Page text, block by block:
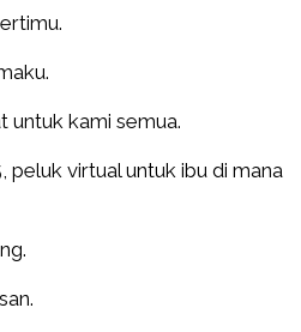
untuk kami semua.
peluk virtual untuk ibu di mana